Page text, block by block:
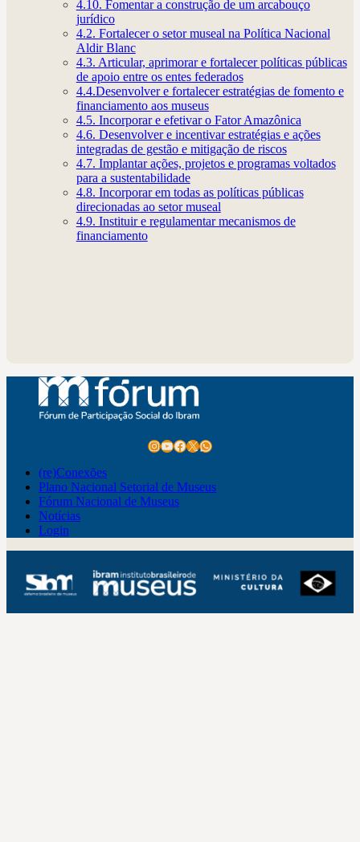
4.10. Fomentar a construção de um arcabouço
jurídico
4.2. Fortalecer o setor museal na Política Nacional
Aldir Blanc
4.3. Articular, aprimorar e fortalecer políticas públicas
de apoio entre os entes federados
4.4.Desenvolver e fortalecer estratégias de fomento e
financiamento aos museus
4.5. Incorporar e efetivar o Fator Amazônica
4.6. Desenvolver e incentivar estratégias e ações
integradas de gestão e mitigação de riscos
4.7. Implantar ações, projetos e programas voltados
para a sustentabilidade
4.8. Incorporar em todas as políticas públicas
direcionadas ao setor museal
4.9. Instituir e regulamentar mecanismos de
financiamento
Instagram
Youtube
Facebook
X WhatsApp
(re)Conexões
Plano Nacional Setorial de Museus
Fórum Nacional de Museus
Notícias
Login